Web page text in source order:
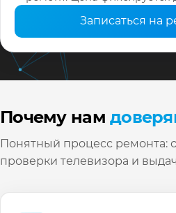
Записаться на
Почему нам
Понятный процесс ремонта:
проверки телевизора и